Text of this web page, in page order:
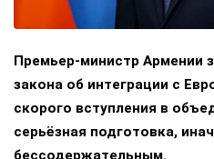
Премьер-министр Армении
закона об интеграции с
скорого вступления в
серьёзная подготовка,
бессодержательным.